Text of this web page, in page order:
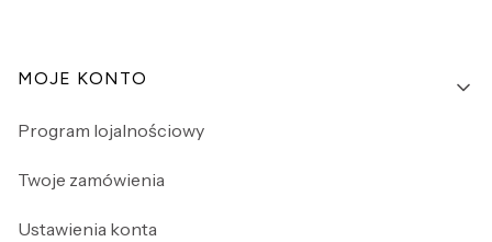
Linki w stopce
MOJE KONTO
Program lojalnościowy
Twoje zamówienia
Ustawienia konta